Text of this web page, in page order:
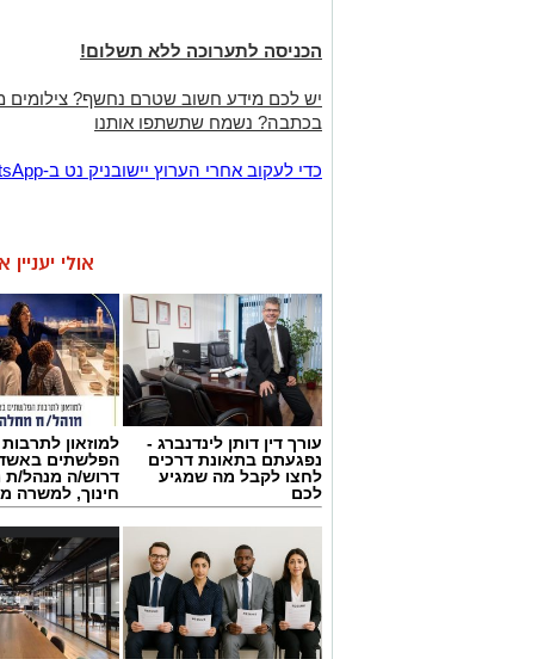
הכניסה לתערוכה ללא תשלום!
יש לכם מידע חשוב שטרם נחשף? צילומים
בכתבה? נשמח שתשתפו אותנו
‏כדי לעקוב אחרי הערוץ יישובניק נט ב-WhatsApp:‏‏‏
אולי
עורך דין דותן לינדנברג -
נפגעתם בתאונת דרכים
לחצו לקבל מה שמגיע
לכם
למוזאון לתרבות
הפלשתים
דרוש/ה מנהל/
חינוך, למשרה